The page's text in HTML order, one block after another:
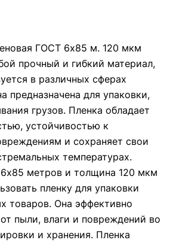
ГОСТ 6x85 м. 120 мкм
прочный и гибкий материал,
в различных сферах
предназначена для упаковки,
грузов. Пленка обладает
устойчивостью к
и сохраняет свои
температурах.
метров и толщина 120 мкм
пленку для упаковки
товаров. Она эффективно
пыли, влаги и повреждений во
и хранения. Пленка